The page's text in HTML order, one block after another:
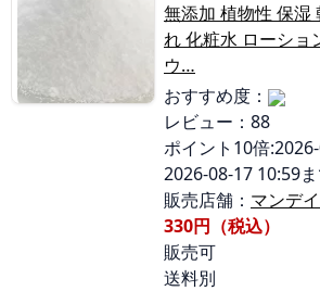
無添加 植物性 保湿
れ 化粧水 ローショ
ウ…
おすすめ度：
レビュー：88
ポイント10倍
2026-08-17 10:59
販売店舗： マンデ
330円（税込）
販売可
送料別